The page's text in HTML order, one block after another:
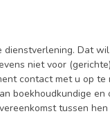
Dat
niet voor
contact met u op
boekhoudkundige
tussen